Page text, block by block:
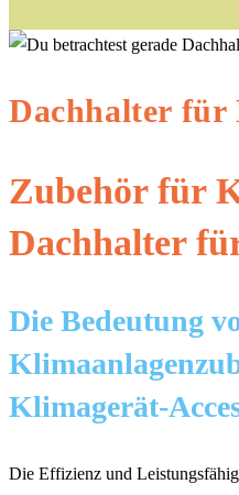
Dachhalter für
Zubehör für
Dachhalter
Die Bedeutung
Klimagerät-
Die Effizienz und